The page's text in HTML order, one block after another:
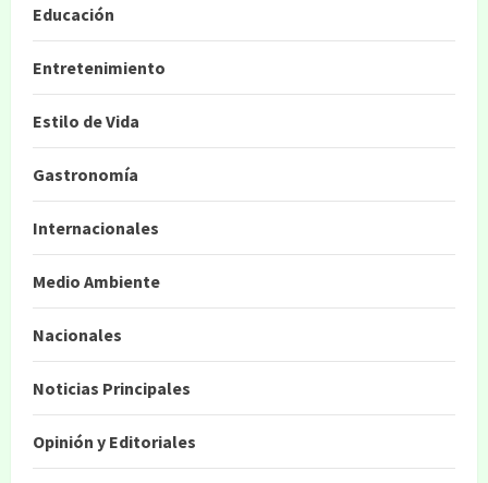
Educación
Entretenimiento
Estilo de Vida
Gastronomía
Internacionales
Medio Ambiente
Nacionales
Noticias Principales
Opinión y Editoriales